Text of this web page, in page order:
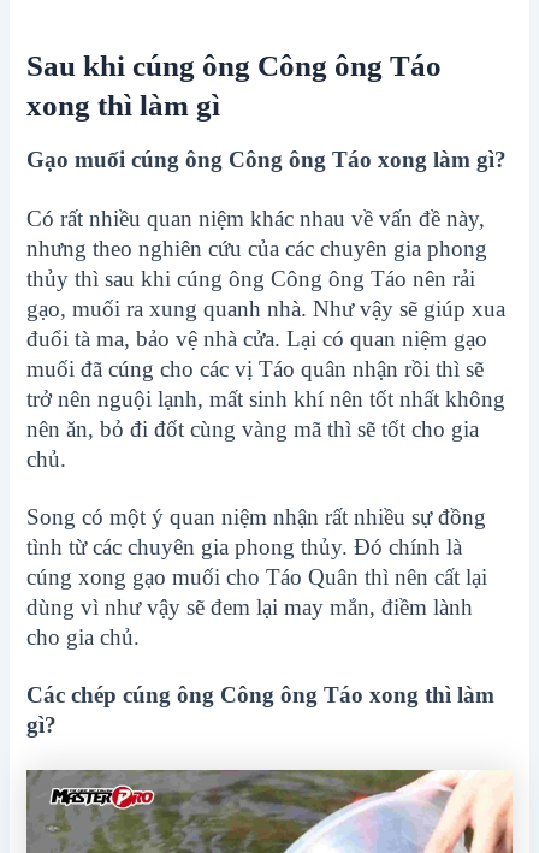
Sau khi cúng ông Công ông Táo
xong thì làm gì
Gạo muối cúng ông Công ông Táo xong làm gì?
Có rất nhiều quan niệm khác nhau về vấn đề này,
nhưng theo nghiên cứu của các chuyên gia phong
thủy thì sau khi cúng ông Công ông Táo nên rải
gạo, muối ra xung quanh nhà. Như vậy sẽ giúp xua
đuổi tà ma, bảo vệ nhà cửa. Lại có quan niệm gạo
muối đã cúng cho các vị Táo quân nhận rồi thì sẽ
trở nên nguội lạnh, mất sinh khí nên tốt nhất không
nên ăn, bỏ đi đốt cùng vàng mã thì sẽ tốt cho gia
chủ.
Song có một ý quan niệm nhận rất nhiều sự đồng
tình từ các chuyên gia phong thủy. Đó chính là
cúng xong gạo muối cho Táo Quân thì nên cất lại
dùng vì như vậy sẽ đem lại may mắn, điềm lành
cho gia chủ.
Các chép cúng ông Công ông Táo xong thì làm
gì?